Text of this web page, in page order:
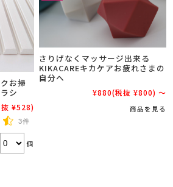
お掃
シ
¥528)
3件
個
さりげなくマッサージ出来る
KIKACAREキカケアお疲れさまの
自分へ
¥880(税抜 ¥800) ～
商品を見る